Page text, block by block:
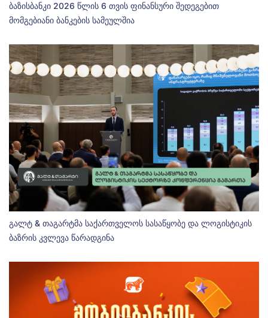
ბაზისბანკი 2026 წლის 6 თვის ფინანსური შედეგებით
მომგებიანი ბანკების სამეულშია
გალტ & თაგარტმა საქართველოს სასაწყობე და ლოგისტიკის
ბაზრის კვლევა წარადგინა